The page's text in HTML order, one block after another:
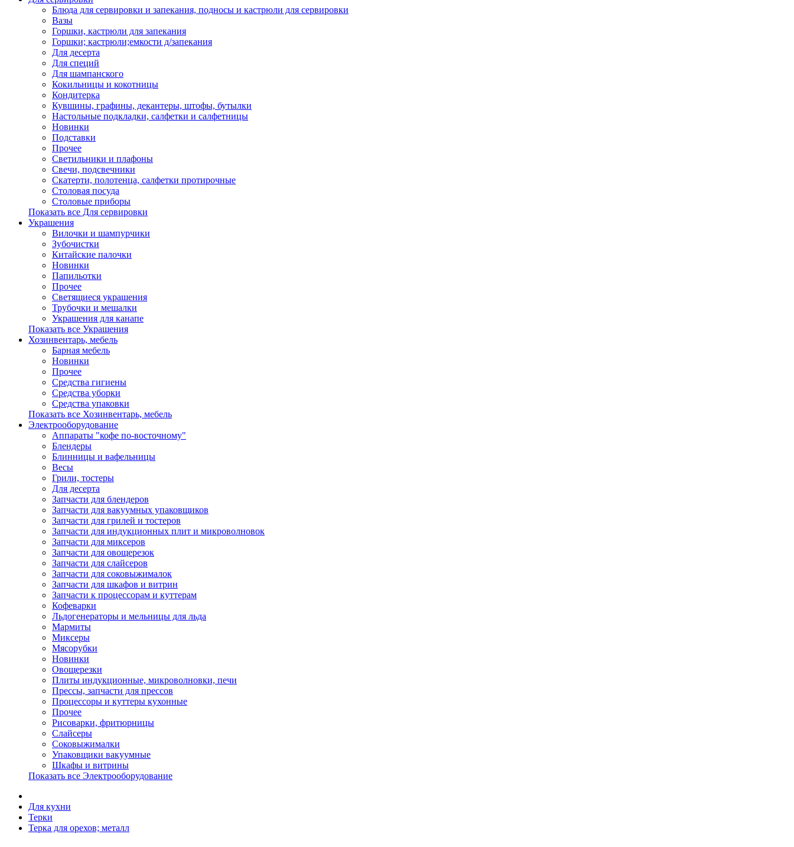
Блюда для сервировки и запекания, подносы и кастрюли для сервировки
Вазы
Горшки, кастрюли для запекания
Горшки; кастрюли;емкости д/запекания
Для десерта
Для специй
Для шампанского
Кокильницы и кокотницы
Кондитерка
Кувшины, графины, декантеры, штофы, бутылки
Настольные подкладки, салфетки и салфетницы
Новинки
Подставки
Прочее
Светильники и плафоны
Свечи, подсвечники
Скатерти, полотенца, салфетки протирочные
Столовая посуда
Столовые приборы
Показать все Для сервировки
Украшения
Вилочки и шампурчики
Зубочистки
Китайские палочки
Новинки
Папильотки
Прочее
Светящиеся украшения
Трубочки и мешалки
Украшения для канапе
Показать все Украшения
Хозинвентарь, мебель
Барная мебель
Новинки
Прочее
Средства гигиены
Средства уборки
Средства упаковки
Показать все Хозинвентарь, мебель
Электрооборудование
Аппараты "кофе по-восточному"
Блендеры
Блинницы и вафельницы
Весы
Грили, тостеры
Для десерта
Запчасти для блендеров
Запчасти для вакуумных упаковщиков
Запчасти для грилей и тостеров
Запчасти для индукционных плит и микроволновок
Запчасти для миксеров
Запчасти для овощерезок
Запчасти для слайсеров
Запчасти для соковыжималок
Запчасти для шкафов и витрин
Запчасти к процессорам и куттерам
Кофеварки
Льдогенераторы и мельницы для льда
Мармиты
Миксеры
Мясорубки
Новинки
Овощерезки
Плиты индукционные, микроволновки, печи
Прессы, запчасти для прессов
Процессоры и куттеры кухонные
Прочее
Рисоварки, фритюрницы
Слайсеры
Соковыжималки
Упаковщики вакуумные
Шкафы и витрины
Показать все Электрооборудование
Для кухни
Терки
Терка для орехов; металл